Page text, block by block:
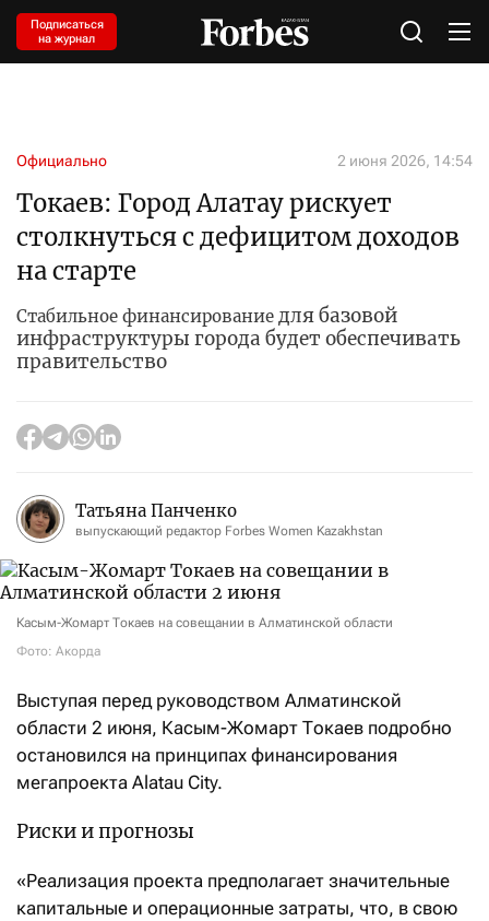
Подписаться
на журнал
Официально 2 июня 2026, 14:54
Токаев: Город Алатау рискует
столкнуться с дефицитом доходов
на старте
Стабильное финансирование длябазовой
инфраструктуры города будет обеспечивать
правительство
Татьяна Панченко
выпускающий редактор Forbes Women Kazakhstan
Касым-Жомарт Токаев на совещании в Алматинской области
Фото: Акорда
Выступая перед руководством Алматинской
области 2 июня, Касым-Жомарт Токаев подробно
остановился на принципах финансирования
мегапроекта Alatau City.
Риски и прогнозы
«Реализация проекта предполагает значительные
капитальные и операционные затраты, что, в свою